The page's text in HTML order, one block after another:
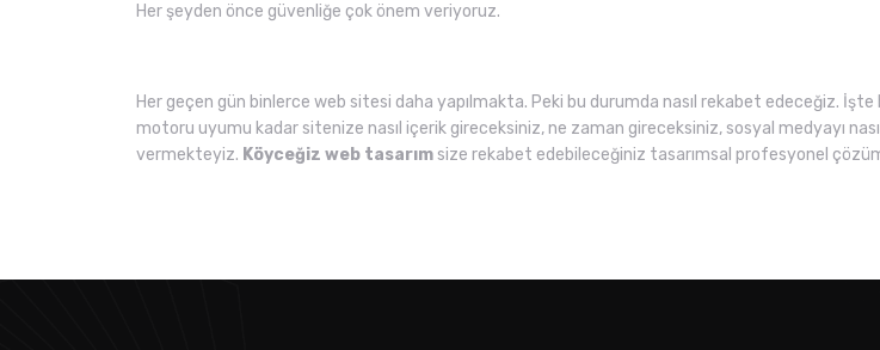
Her şeyden önce güvenliğe çok önem veriyoruz.
Her geçen gün binlerce web sitesi daha yapılmakta. Peki bu durumda nasıl rekabet edeceğiz.
motoru uyumu kadar sitenize nasıl içerik gireceksiniz, ne zaman gireceksiniz, sosyal medyayı
vermekteyiz. Köyceğiz web tasarımsize rekabet edebileceğiniz tasarımsal profesyonel